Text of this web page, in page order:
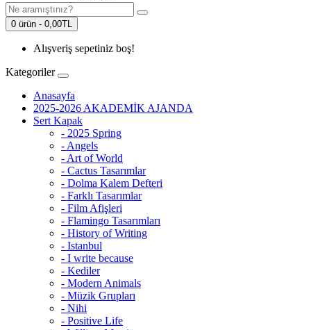
0 ürün - 0,00TL
Alışveriş sepetiniz boş!
Kategoriler
Anasayfa
2025-2026 AKADEMİK AJANDA
Sert Kapak
- 2025 Spring
- Angels
- Art of World
- Cactus Tasarımlar
- Dolma Kalem Defteri
- Farklı Tasarımlar
- Film Afişleri
- Flamingo Tasarımları
- History of Writing
- Istanbul
- I write because
- Kediler
- Modern Animals
- Müzik Grupları
- Nihi
- Positive Life